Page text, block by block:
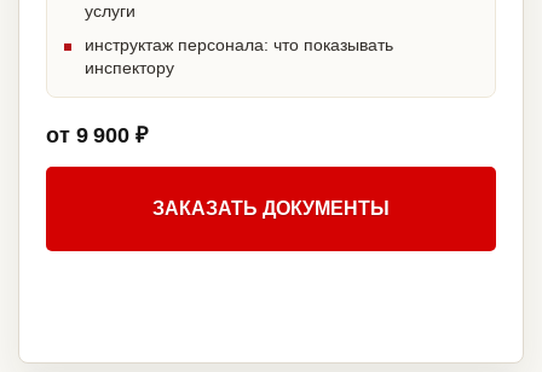
услуги
инструктаж персонала: что показывать
инспектору
от 9 900 ₽
ЗАКАЗАТЬ ДОКУМЕНТЫ